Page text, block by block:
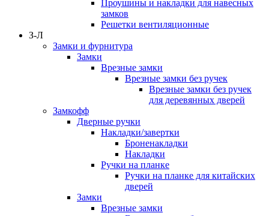
Проушины и накладки для навесных
замков
Решетки вентиляционные
З-Л
Замки и фурнитура
Замки
Врезные замки
Врезные замки без ручек
Врезные замки без ручек
для деревянных дверей
Замкофф
Дверные ручки
Накладки/завертки
Броненакладки
Накладки
Ручки на планке
Ручки на планке для китайских
дверей
Замки
Врезные замки